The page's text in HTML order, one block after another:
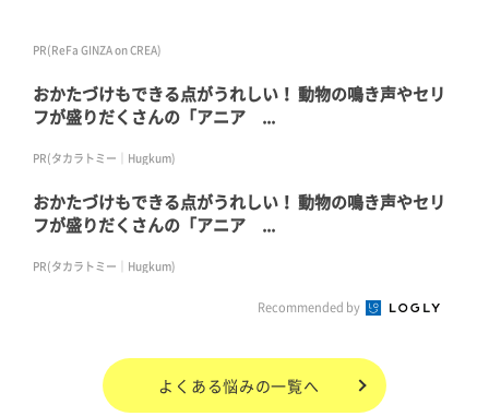
PR(ReFa GINZA on CREA)
おかたづけもできる点がうれしい！ 動物の鳴き声やセリ
フが盛りだくさんの「アニア ...
PR(タカラトミー｜Hugkum)
おかたづけもできる点がうれしい！ 動物の鳴き声やセリ
フが盛りだくさんの「アニア ...
PR(タカラトミー｜Hugkum)
Recommended by
よくある悩みの一覧へ